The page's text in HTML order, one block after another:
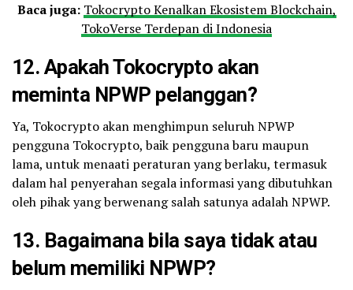
Baca juga: Tokocrypto Kenalkan Ekosistem Blockchain,
TokoVerse Terdepan di Indonesia
12. Apakah Tokocrypto akan
meminta NPWP pelanggan?
Ya, Tokocrypto akan menghimpun seluruh NPWP
pengguna Tokocrypto, baik pengguna baru maupun
lama, untuk menaati peraturan yang berlaku, termasuk
dalam hal penyerahan segala informasi yang dibutuhkan
oleh pihak yang berwenang salah satunya adalah NPWP.
13. Bagaimana bila saya tidak atau
belum memiliki NPWP?